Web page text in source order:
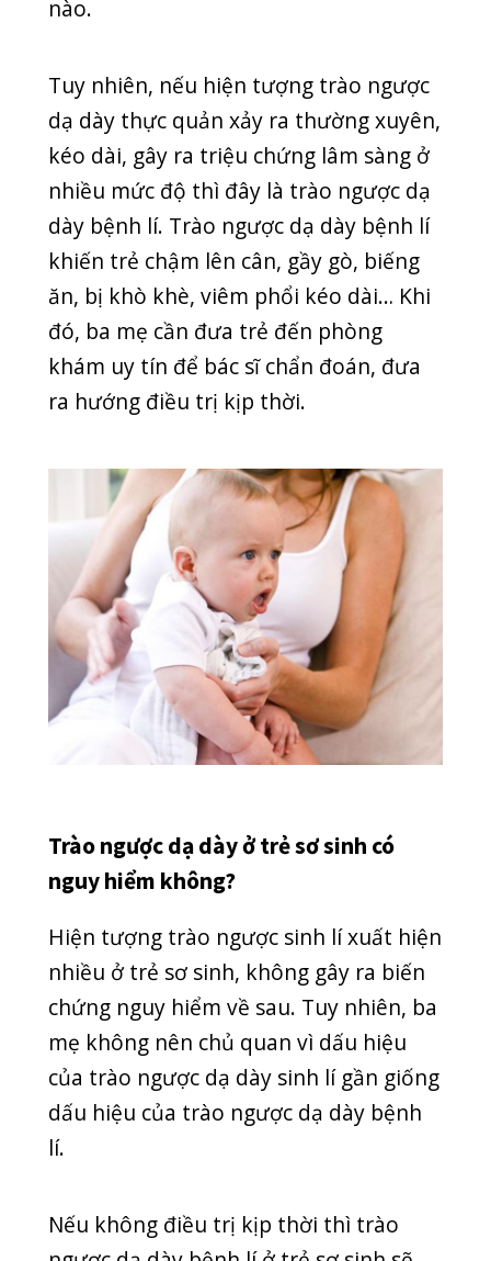
Trào ngược dạ dày ở trẻ sơ sinh có
nguy hiểm không?
Hiện tượng trào ngược sinh lí xuất hiện
chứng nguy hiểm về sau. Tuy nhiên, ba
mẹ không nên chủ quan vì dấu hiệu
của trào ngược dạ dày sinh lí gần giống
dấu hiệu của trào ngược dạ dày bệnh
Nếu không điều trị kịp thời thì trào
ngược dạ dày bệnh lí ở trẻ sơ sinh sẽ
để lại những biến chứng nguy hiểm
có thể gây ra viêm thực quản với các
mức độ khác nhau, thậm chí có thể
dẫn đến barrett thực quản, ung thư
thực quản,…
– Ảnh hưởng hệ hô hấp: trào ngược dạ
dày bệnh lí khiến trẻ dễ bị ho, khò khè
kéo dài. Khi bệnh chuyển biến nặng,
các phương pháp điều trị thông
thường không làm thuyên giảm triệu
chứng bệnh. Trẻ cũng bị hen suyễn,